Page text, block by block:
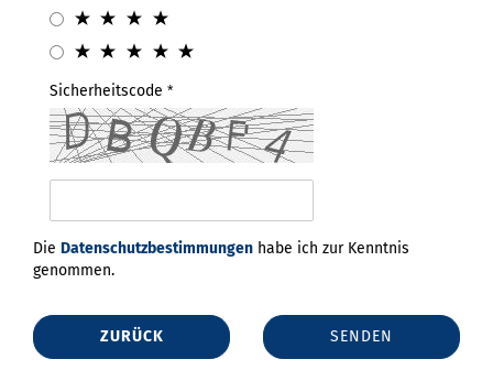
Sicherheitscode
Die Datenschutzbestimmungen habe ich zur Kenntnis
genommen.
ZURÜCK SENDEN